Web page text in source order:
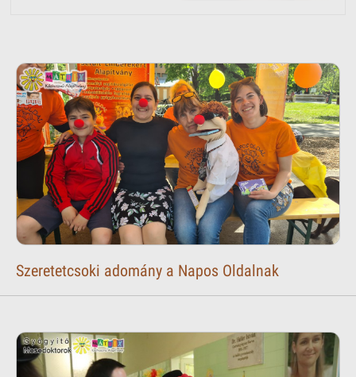
Szeretetcsoki adomány a Napos Oldalnak